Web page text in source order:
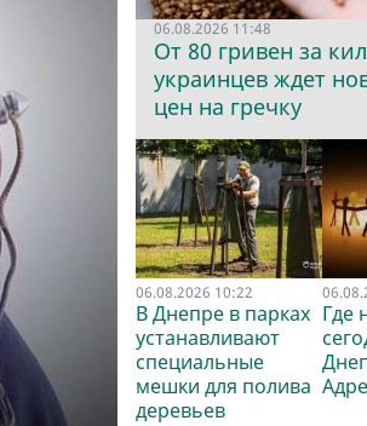
06.08.2026 11:48
От 80 гривен за
украинцев ждет
цен на гречку
06.08.2026 10:22
В Днепре в парках
устанавливают
специальные
мешки для полива
деревьев
Где